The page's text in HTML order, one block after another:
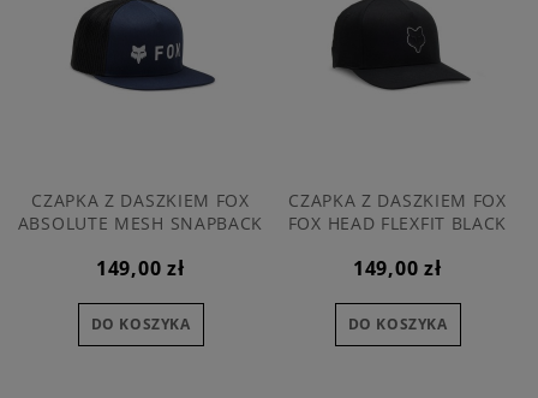
CZAPKA Z DASZKIEM FOX
ABSOLUTE MESH SNAPBACK
149,00 zł
DO KOSZYKA
CZAPKA Z DASZKIEM FOX
FOX HEAD FLEXFIT BLACK
149,00 zł
DO KOSZYKA